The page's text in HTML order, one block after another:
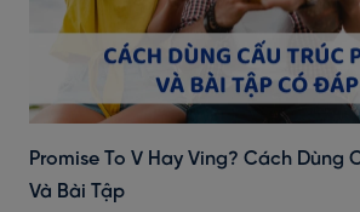
Promise To V Hay Ving? Cách Dùng
Và Bài Tập